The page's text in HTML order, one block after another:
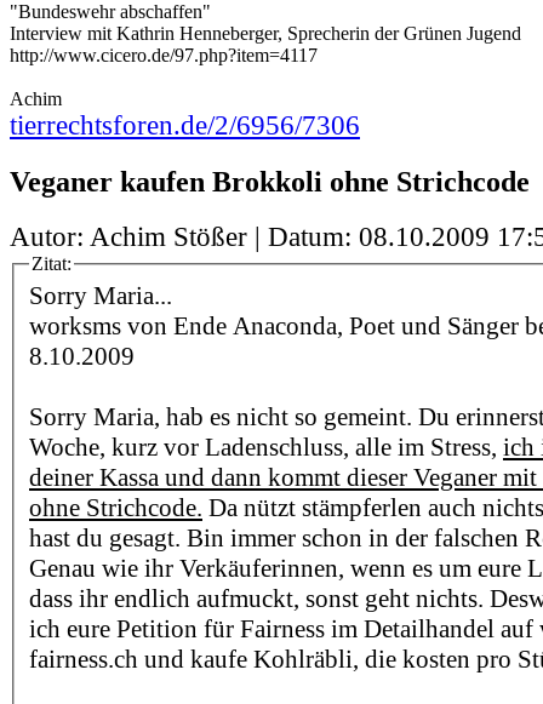
"Bundeswehr abschaffen"
Interview mit Kathrin Henneberger, Sprecherin der Grünen Jugend
http://www.cicero.de/97.php?item=4117
Achim
tierrechtsforen.de/2/6956/7306
Veganer kaufen Brokkoli ohne Strichcode
Autor: Achim Stößer | Datum: 08.10.2009
Zitat:
Sorry Maria...
worksms von Ende Anaconda, Poet und Sänger
8.10.2009
Sorry Maria, hab es nicht so gemeint. Du
Woche, kurz vor Ladenschluss, alle im Stress, ich
deiner Kassa und dann kommt dieser Veganer
ohne Strichcode. Da nützt stämpferlen auch
hast du gesagt. Bin immer schon in der falschen
Genau wie ihr Verkäuferinnen, wenn es um eure
dass ihr endlich aufmuckt, sonst geht nichts.
ich eure Petition für Fairness im Detailhandel auf
fairness.ch und kaufe Kohlräbli, die kosten pro